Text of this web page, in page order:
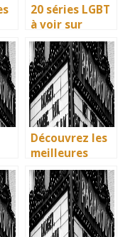
20 séries LGBT
à voir sur
Netflix : quand
science-fiction
et diversité
font des
étincelles
Découvrez les
meilleures
solutions
gratuites pour
vos séries
préférées en
français